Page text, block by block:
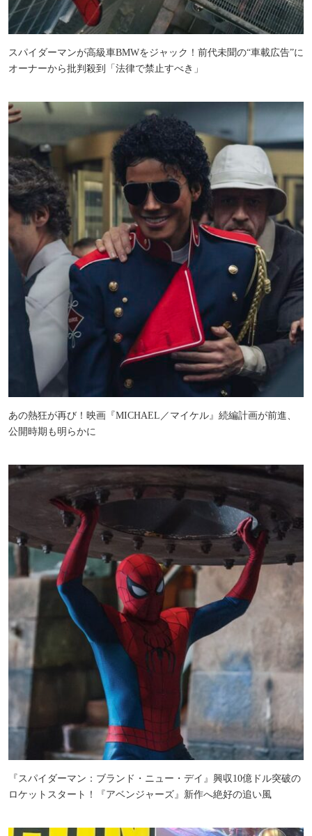
スパイダーマンが高級車BMWをジャック！前代未聞の“車載広告”に
オーナーから批判殺到「法律で禁止すべき」
あの熱狂が再び！映画『MICHAEL／マイケル』続編計画が前進、
公開時期も明らかに
『スパイダーマン：ブランド・ニュー・デイ』興収10億ドル突破の
ロケットスタート！『アベンジャーズ』新作へ絶好の追い風